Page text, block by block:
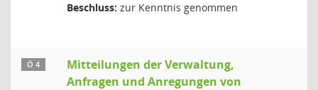
Beschluss: zur Kenntnis genommen
Ö 4
Mitteilungen der Verwaltung,
Anfragen und Anregungen von